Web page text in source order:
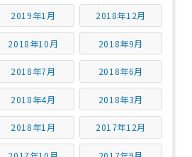
2019年1月 2018年12月
2018年10月 2018年9月
2018年7月 2018年6月
2018年4月 2018年3月
2018年1月 2017年12月